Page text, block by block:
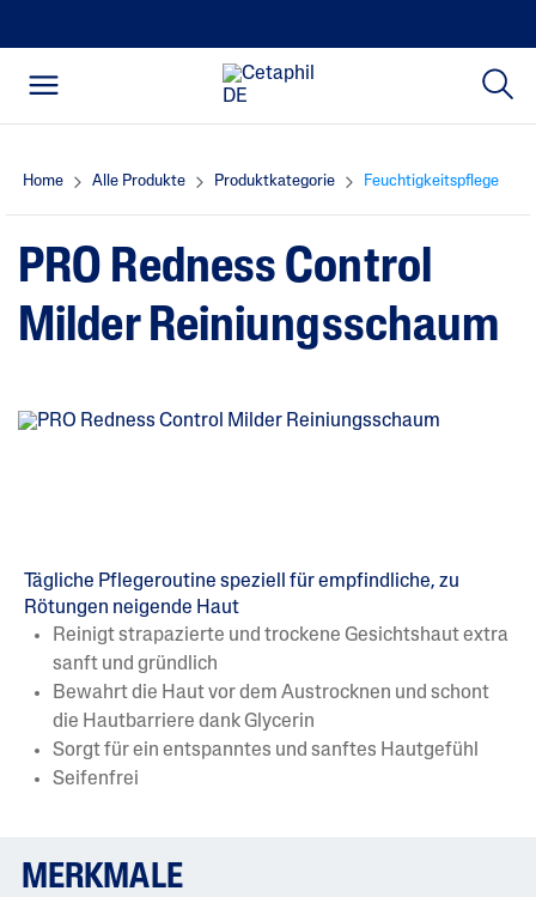
Home Alle Produkte Produktkategorie Feuchtigkeitspflege
PRO Redness Control
Milder Reiniungsschaum
Tägliche Pflegeroutine speziell für empfindliche, zu
Rötungen neigende Haut
Reinigt strapazierte und trockene Gesichtshaut extra
sanft und gründlich
Bewahrt die Haut vor dem Austrocknen und schont
die Hautbarriere dank Glycerin
Sorgt für ein entspanntes und sanftes Hautgefühl
Seifenfrei
MERKMALE